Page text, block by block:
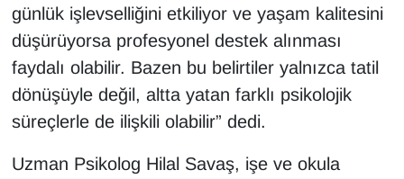
günlük işlevselliğini etkiliyor ve yaşam kalitesini
düşürüyorsa profesyonel destek alınması
faydalı olabilir. Bazen bu belirtiler yalnızca tatil
dönüşüyle değil, altta yatan farklı psikolojik
süreçlerle de ilişkili olabilir” dedi.
Uzman Psikolog Hilal Savaş, işe ve okula